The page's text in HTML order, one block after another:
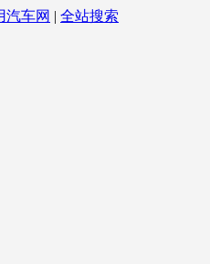
汽车网 | 全站搜索